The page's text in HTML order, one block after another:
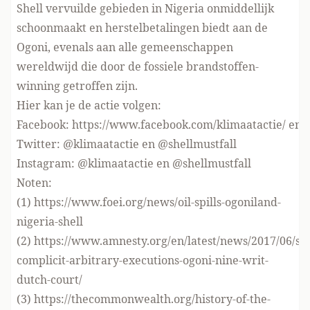
Shell vervuilde gebieden in Nigeria onmiddellijk
schoonmaakt en herstelbetalingen biedt aan de
Ogoni, evenals aan alle gemeenschappen
wereldwijd die door de fossiele brandstoffen-
winning getroffen zijn.
Hier kan je de actie volgen:
Facebook: https://www.facebook.com/klimaatactie/ en
Twitter: @klimaatactie en @shellmustfall
Instagram: @klimaatactie en @shellmustfall
Noten:
(1) https://www.foei.org/news/oil-spills-ogoniland-
nigeria-shell
(2) https://www.amnesty.org/en/latest/news/2017/06/
complicit-arbitrary-executions-ogoni-nine-writ-
dutch-court/
(3) https://thecommonwealth.org/history-of-the-